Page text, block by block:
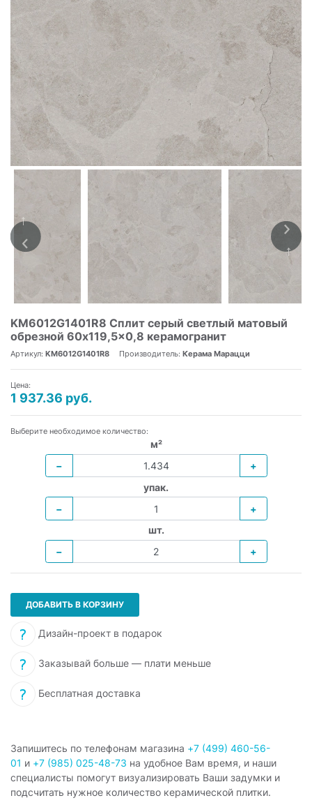
KM6012G1401R8 Сплит серый светлый матовый
обрезной 60x119,5x0,8 керамогранит
Артикул: KM6012G1401R8 Производитель: Керама Марацци
Цена:
1 937.36 руб.
Выберите необходимое количество:
м²
−
+
упак.
−
+
шт.
−
+
ДОБАВИТЬ В КОРЗИНУ
Дизайн-проект в подарок
Заказывай больше — плати меньше
Бесплатная доставка
Запишитесь по телефонам магазина +7 (499) 460-56-
01 и +7 (985) 025-48-73 на удобное Вам время, и наши
специалисты помогут визуализировать Ваши задумки и
подсчитать нужное количество керамической плитки.